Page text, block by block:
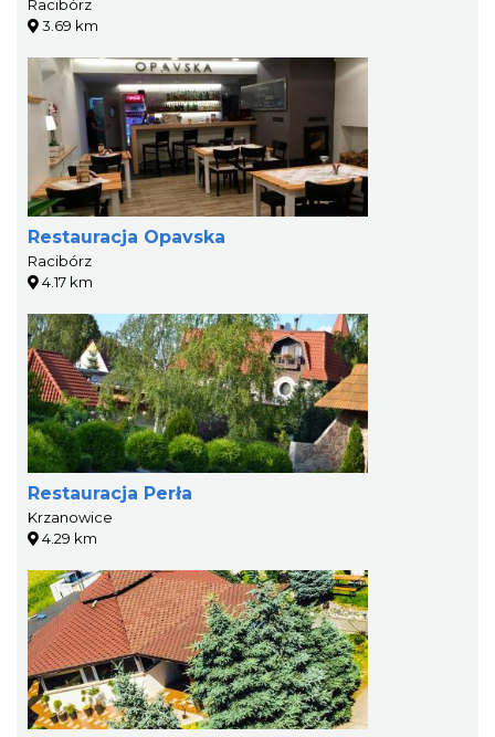
Racibórz
3.69 km
Restauracja Opavska
Racibórz
4.17 km
Restauracja Perła
Krzanowice
4.29 km